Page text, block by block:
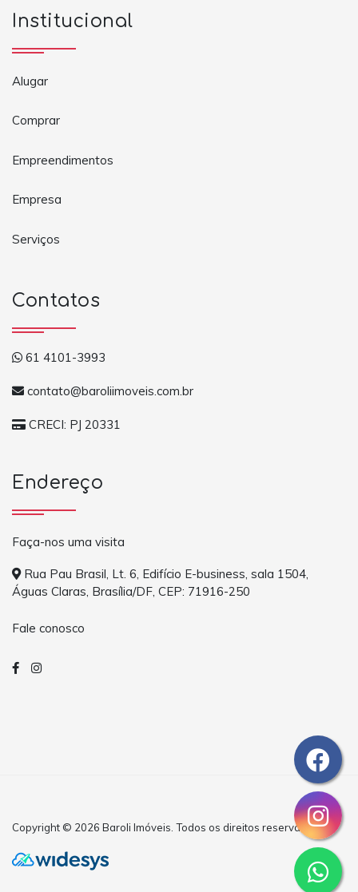
Institucional
Alugar
Comprar
Empreendimentos
Empresa
Serviços
Contatos
61 4101-3993
contato@baroliimoveis.com.br
CRECI: PJ 20331
Endereço
Faça-nos uma visita
Rua Pau Brasil, Lt. 6, Edifício E-business, sala 1504,
Águas Claras, Brasília/DF, CEP: 71916-250
Fale conosco
Copyright © 2026 Baroli Imóveis. Todos os direitos reservados.